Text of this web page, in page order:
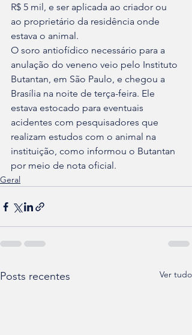
R$ 5 mil, e ser aplicada ao criador ou
ao proprietário da residência onde
estava o animal.
O soro antiofídico necessário para a
anulação do veneno veio pelo Instituto
Butantan, em São Paulo, e chegou a
Brasília na noite de terça-feira. Ele
estava estocado para eventuais
acidentes com pesquisadores que
realizam estudos com o animal na
instituição, como informou o Butantan
por meio de nota oficial.
Geral
Posts recentes Ver tudo